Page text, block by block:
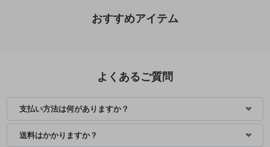
おすすめアイテム
よくあるご質問
支払い方法は何がありますか？
送料はかかりますか？